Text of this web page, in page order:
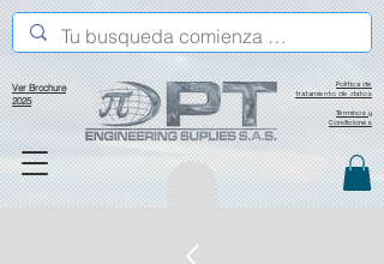
Política de
tratamiento de datos
Ver Brochure
2025
Términos y
Condiciones